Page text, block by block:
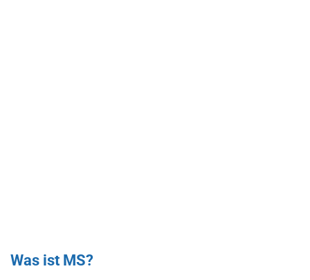
Was ist MS?